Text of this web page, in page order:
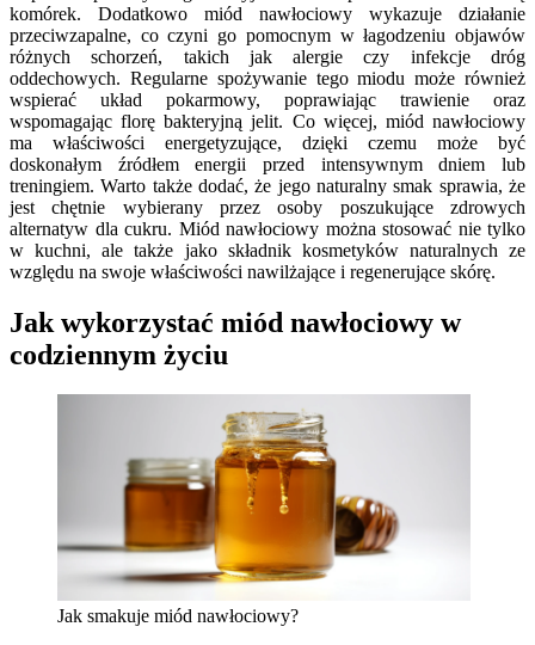
komórek. Dodatkowo miód nawłociowy wykazuje działanie
przeciwzapalne, co czyni go pomocnym w łagodzeniu objawów
różnych schorzeń, takich jak alergie czy infekcje dróg
oddechowych. Regularne spożywanie tego miodu może również
wspierać układ pokarmowy, poprawiając trawienie oraz
wspomagając florę bakteryjną jelit. Co więcej, miód nawłociowy
ma właściwości energetyzujące, dzięki czemu może być
doskonałym źródłem energii przed intensywnym dniem lub
treningiem. Warto także dodać, że jego naturalny smak sprawia, że
jest chętnie wybierany przez osoby poszukujące zdrowych
alternatyw dla cukru. Miód nawłociowy można stosować nie tylko
w kuchni, ale także jako składnik kosmetyków naturalnych ze
względu na swoje właściwości nawilżające i regenerujące skórę.
Jak wykorzystać miód nawłociowy w
codziennym życiu
Jak smakuje miód nawłociowy?